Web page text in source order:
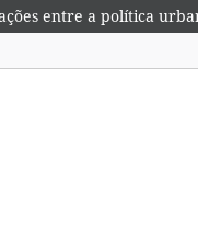
entre a política